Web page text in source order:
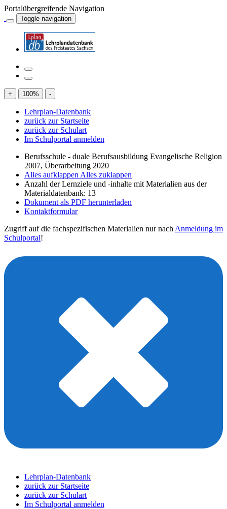
Portalübergreifende Navigation
Toggle navigation
+ 100% -
Lehrplan-Datenbank
zurück zur Startseite
zurück zur Schulart
Im Schulportal anmelden
Berufsschule - duale Berufsausbildung Evangelische Religion
2007, Überarbeitung 2020
Alles aufklappen Alles zuklappen
Anzahl der Lernziele und -inhalte mit Materialien aus der
Materialdatenbank: 13
Dokument als PDF herunterladen
Kontaktformular
Zugriff auf die fachspezifischen Materialien nur nach Anmeldung im
Schulportal!
Lehrplan-Datenbank
zurück zur Startseite
zurück zur Schulart
Im Schulportal anmelden